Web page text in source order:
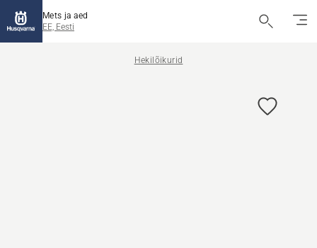
Mets ja aed
EE, Eesti
Hekilõikurid